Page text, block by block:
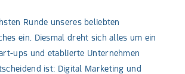
Runde unseres beliebten
ein. Diesmal dreht sich alles um ein
ups und etablierte Unternehmen
ist: Digital Marketing und